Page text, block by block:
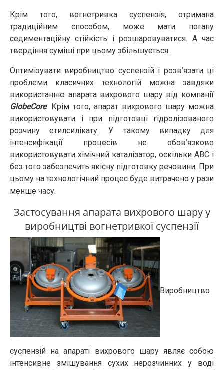
Крім того, вогнетривка суспензія, отримана
традиційним способом, може мати погану
седиментаційну стійкість і розшаровуватися. А час
твердіння суміші при цьому збільшується.
Оптимізувати виробництво суспензій і розв’язати ці
проблеми класичних технологій можна завдяки
використанню апарата вихрового шару від компанії
GlobeCore. Крім того, апарат вихрового шару можна
використовувати і при підготовці гідролізованого
розчину етилсилікату. У такому випадку для
інтенсифікації процесів не обов’язково
використовувати хімічний каталізатор, оскільки АВС і
без того забезпечить якісну підготовку речовини. При
цьому на технологічний процес буде витрачено у рази
менше часу.
Застосування апарата вихрового шару у
виробництві вогнетривкої суспензії
Виробництво
суспензій на апараті вихрового шару являє собою
інтенсивне змішування сухих нерозчинних у воді